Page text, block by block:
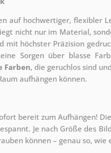
auf hochwertiger, flexibler
nicht nur im Material,
mit höchster Präzision
Sorgen über blasse
Farben, die geruchlos sind
aufhängen können.
bereit zum Aufhängen!
Je nach Größe des
können – genau so, wie